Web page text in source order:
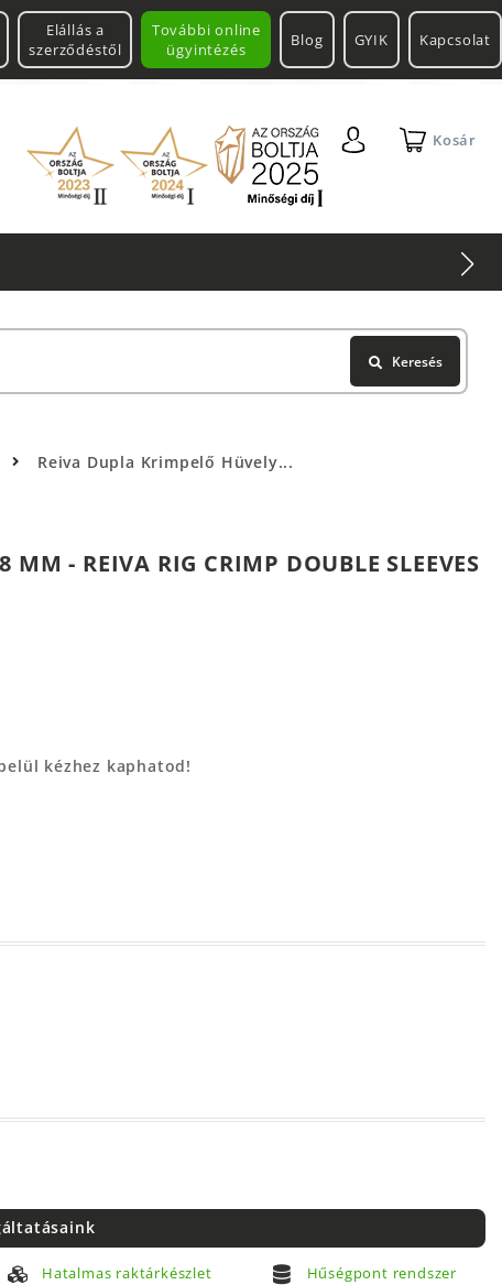
További online
ügyintézés
Elállás a
szerződéstől
Blog GYIK Kapcsolat
Kosár
Keresés
Reiva Dupla Krimpelő Hüvely...
- REIVA RIG CRIMP DOUBLE SLEEVES
kézhez kaphatod!
Hatalmas raktárkészlet Hűségpont rendszer